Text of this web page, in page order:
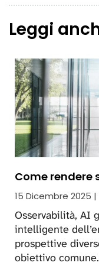
Leggi
Come rendere
15 Dicembre 2025
Osservabilità, AI
intelligente
prospettive
obiettivo comune.